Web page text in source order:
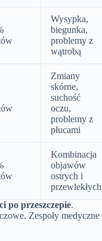
Wysypka,
biegunka,
problemy z
wątrobą
Zmiany
skórne,
suchość
oczu,
problemy z
płucami
Kombinacja
objawów
ostrych i
przewlekłych
po przeszczepie.
Zespoły medyczne